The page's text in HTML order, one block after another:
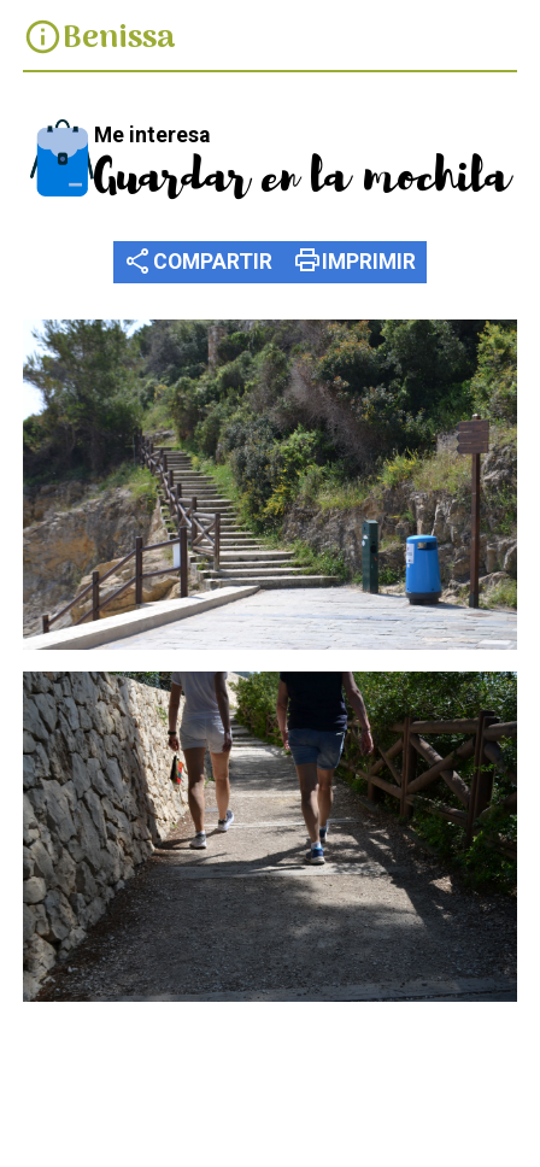
infoBenissa
Me interesa
Guardar en la mochila
share COMPARTIR print IMPRIMIR